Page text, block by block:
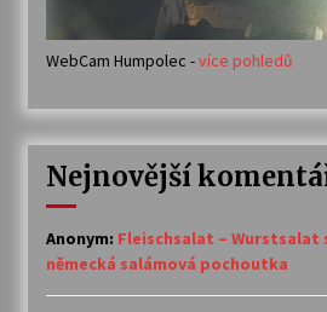
WebCam Humpolec -více pohledů
Nejnovější
Anonym: Fleischsalat – Wurstsalat
německá salámová pochoutka